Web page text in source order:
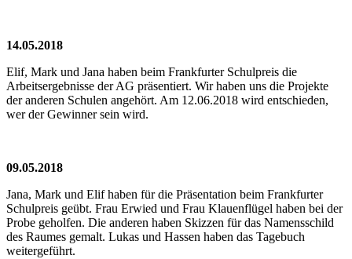
14.05.2018
Elif, Mark und Jana haben beim Frankfurter Schulpreis die
Arbeitsergebnisse der AG präsentiert. Wir haben uns die Projekte
der anderen Schulen angehört. Am 12.06.2018 wird entschieden,
wer der Gewinner sein wird.
09.05.2018
Jana, Mark und Elif haben für die Präsentation beim Frankfurter
Schulpreis geübt. Frau Erwied und Frau Klauenflügel haben bei der
Probe geholfen. Die anderen haben Skizzen für das Namensschild
des Raumes gemalt. Lukas und Hassen haben das Tagebuch
weitergeführt.